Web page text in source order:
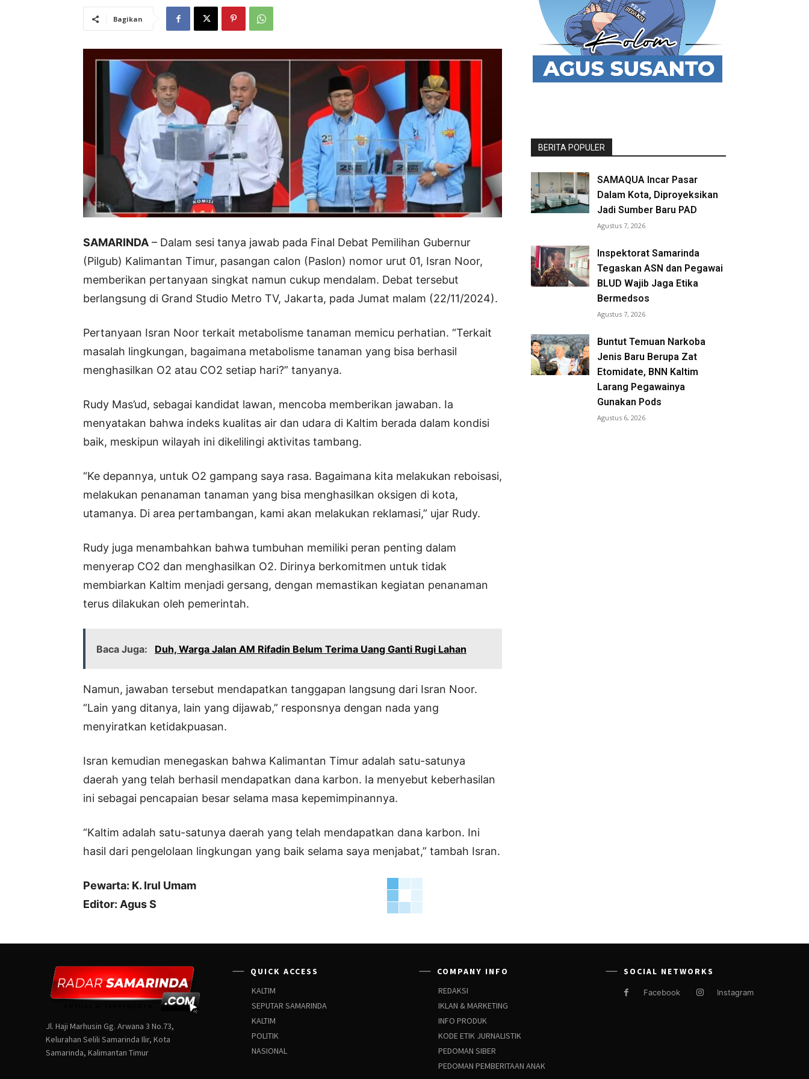
Bagikan
SAMARINDA – Dalam sesi tanya jawab pada Final Debat Pemilihan Gubernur
(Pilgub) Kalimantan Timur, pasangan calon (Paslon) nomor urut 01, Isran Noor,
memberikan pertanyaan singkat namun cukup mendalam. Debat tersebut
berlangsung di Grand Studio Metro TV, Jakarta, pada Jumat malam (22/11/2024).
Pertanyaan Isran Noor terkait metabolisme tanaman memicu perhatian. “Terkait
masalah lingkungan, bagaimana metabolisme tanaman yang bisa berhasil
menghasilkan O2 atau CO2 setiap hari?” tanyanya.
Rudy Mas’ud, sebagai kandidat lawan, mencoba memberikan jawaban. Ia
menyatakan bahwa indeks kualitas air dan udara di Kaltim berada dalam kondisi
baik, meskipun wilayah ini dikelilingi aktivitas tambang.
“Ke depannya, untuk O2 gampang saya rasa. Bagaimana kita melakukan reboisasi,
melakukan penanaman tanaman yang bisa menghasilkan oksigen di kota,
utamanya. Di area pertambangan, kami akan melakukan reklamasi,” ujar Rudy.
Rudy juga menambahkan bahwa tumbuhan memiliki peran penting dalam
menyerap CO2 dan menghasilkan O2. Dirinya berkomitmen untuk tidak
membiarkan Kaltim menjadi gersang, dengan memastikan kegiatan penanaman
terus dilakukan oleh pemerintah.
Baca Juga: Duh, Warga Jalan AM Rifadin Belum Terima Uang Ganti Rugi Lahan
Namun, jawaban tersebut mendapatkan tanggapan langsung dari Isran Noor.
“Lain yang ditanya, lain yang dijawab,” responsnya dengan nada yang
menyiratkan ketidakpuasan.
Isran kemudian menegaskan bahwa Kalimantan Timur adalah satu-satunya
daerah yang telah berhasil mendapatkan dana karbon. Ia menyebut keberhasilan
ini sebagai pencapaian besar selama masa kepemimpinannya.
“Kaltim adalah satu-satunya daerah yang telah mendapatkan dana karbon. Ini
hasil dari pengelolaan lingkungan yang baik selama saya menjabat,” tambah Isran.
Pewarta: K. Irul Umam
Editor: Agus S
BERITA POPULER
SAMAQUA Incar Pasar
Dalam Kota, Diproyeksikan
Jadi Sumber Baru PAD
Agustus 7, 2026
Inspektorat Samarinda
Tegaskan ASN dan Pegawai
BLUD Wajib Jaga Etika
Bermedsos
Agustus 7, 2026
Buntut Temuan Narkoba
Jenis Baru Berupa Zat
Etomidate, BNN Kaltim
Larang Pegawainya
Gunakan Pods
Agustus 6, 2026